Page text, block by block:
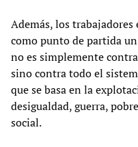
Además, los
como punto de partida
no es simplemente
sino contra todo el
que se basa en la
desigualdad, guerra,
social.